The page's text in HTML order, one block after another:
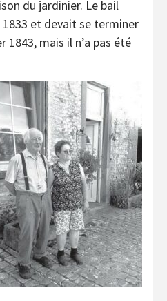
du jardinier. Le bail
et devait se terminer
1843, mais il n’a pas été